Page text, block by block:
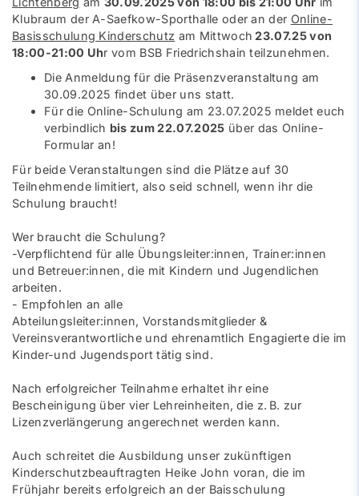
Klubraum der A-Saefkow-Sporthalle oder an der Online-
Basisschulung Kinderschutz am Mittwoch 23.07.25 von
18:00-21:00 Uhr vom BSB Friedrichshain teilzunehmen.
Die Anmeldung für die Präsenzveranstaltung am
30.09.2025 findet über uns statt.
Für die Online-Schulung am 23.07.2025 meldet euch
verbindlich bis zum 22.07.2025 über das Online-
Formular an!
Für beide Veranstaltungen sind die Plätze auf 30
Teilnehmende limitiert, also seid schnell, wenn ihr die
Schulung braucht!
Wer braucht die Schulung?
-Verpflichtend für alle Übungsleiter:innen, Trainer:innen
und Betreuer:innen, die mit Kindern und Jugendlichen
arbeiten.
- Empfohlen an alle
Abteilungsleiter:innen, Vorstandsmitglieder &
Vereinsverantwortliche und ehrenamtlich Engagierte die im
Kinder-und Jugendsport tätig sind.
Nach erfolgreicher Teilnahme erhaltet ihr eine
Bescheinigung über vier Lehreinheiten, die z. B. zur
Lizenzverlängerung angerechnet werden kann.
Auch schreitet die Ausbildung unser zukünftigen
Kinderschutzbeauftragten Heike John voran, die im
Frühjahr bereits erfolgreich an der Baisschulung